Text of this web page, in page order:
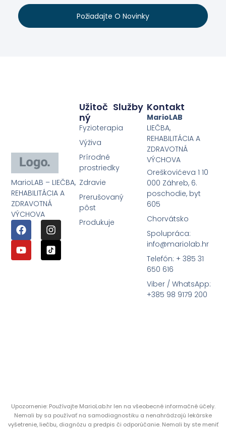
Požiadajte O Novinky
MarioLAB – LIEČBA,
REHABILITÁCIA A
ZDRAVOTNÁ
VÝCHOVA
Služby
Užitoč
Ný
Fyzioterapia
Výživa
Prírodné
prostriedky
Zdravie
Prerušovaný
pôst
Produkuje
Kontakt
MarioLAB
LIEČBA,
REHABILITÁCIA A
ZDRAVOTNÁ
VÝCHOVA
Oreškovićeva 1 10
000 Záhreb, 6.
poschodie, byt
605
Chorvátsko
Spolupráca:
info@mariolab.hr
Telefón: + 385 31
650 616
Viber / WhatsApp:
+385 98 9179 200
Upozornenie: Používajte MarioLab.hr len na všeobecné informačné účely.
Nemali by sa používať na samodiagnostiku a nenahrádzajú lekárske
vyšetrenie, liečbu, diagnózu a predpis či odporúčanie. Nemali by ste meniť